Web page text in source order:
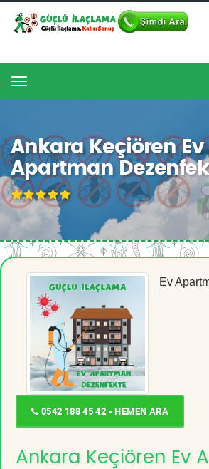
Menu
Ankara Keçiören Ev
Apartman
Ev
0542 188 45 42 - HEMEN ARA
Ankara Keçiören Ev